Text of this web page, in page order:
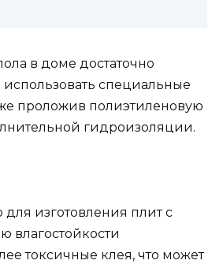
в доме достаточно
специальные
проложив полиэтиленовую
гидроизоляции.
для изготовления плит с
влагостойкости
токсичные клея, что может